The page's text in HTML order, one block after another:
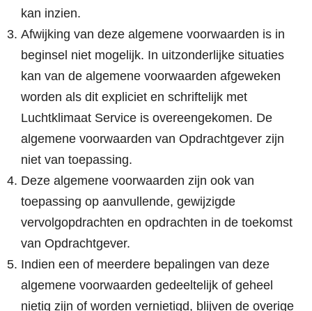
kan inzien.
Afwijking van deze algemene voorwaarden is in
beginsel niet mogelijk. In uitzonderlijke situaties
kan van de algemene voorwaarden afgeweken
worden als dit expliciet en schriftelijk met
Luchtklimaat Service is overeengekomen. De
algemene voorwaarden van Opdrachtgever zijn
niet van toepassing.
Deze algemene voorwaarden zijn ook van
toepassing op aanvullende, gewijzigde
vervolgopdrachten en opdrachten in de toekomst
van Opdrachtgever.
Indien een of meerdere bepalingen van deze
algemene voorwaarden gedeeltelijk of geheel
nietig zijn of worden vernietigd, blijven de overige